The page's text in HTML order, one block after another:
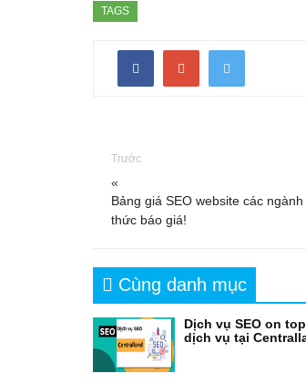
TAGS
Trước
«
Bảng giá SEO website các
thức báo giá!
Cùng danh mục
Dịch vụ SEO on
dịch vụ tại